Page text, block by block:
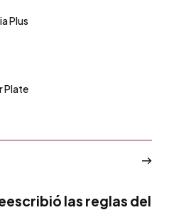
Plus
Plate
las reglas del